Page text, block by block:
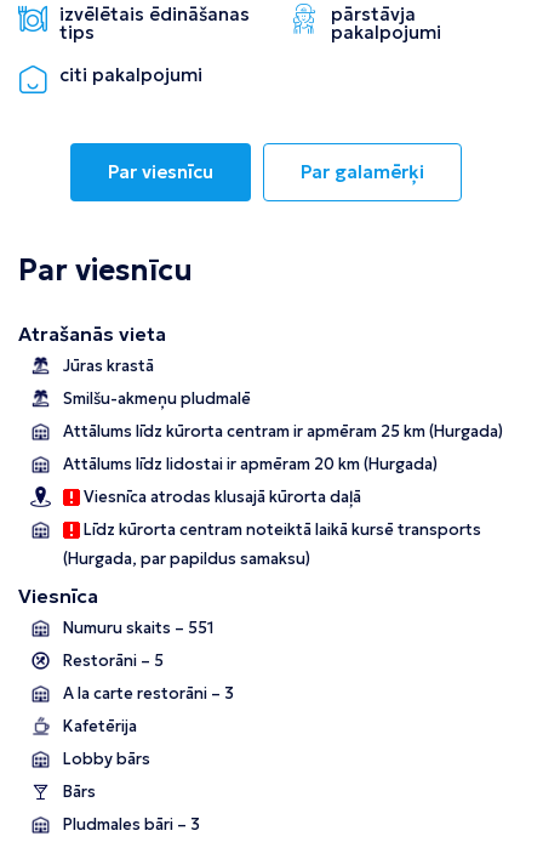
izvēlētais ēdināšanas
tips
pārstāvja
pakalpojumi
citi pakalpojumi
Par viesnīcu Par galamērķi
Par viesnīcu
Atrašanās vieta
Jūras krastā
Smilšu-akmeņu pludmalē
Attālums līdz kūrorta centram ir apmēram 25 km (Hurgada)
Attālums līdz lidostai ir apmēram 20 km (Hurgada)
Viesnīca atrodas klusajā kūrorta daļā
Līdz kūrorta centram noteiktā laikā kursē transports
(Hurgada, par papildus samaksu)
Viesnīca
Numuru skaits – 551
Restorāni – 5
A la carte restorāni – 3
Kafetērija
Lobby bārs
Bārs
Pludmales bāri – 3